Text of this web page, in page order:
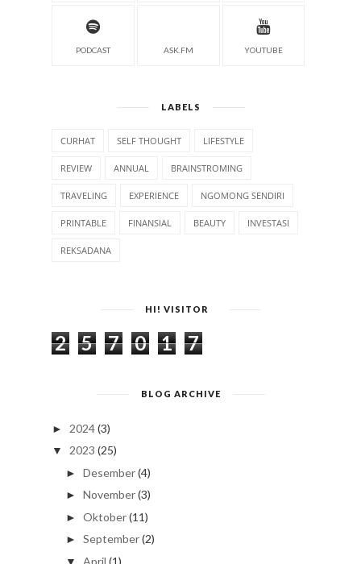
PODCAST ASK.FM YOUTUBE
LABELS
CURHAT SELF THOUGHT LIFESTYLE
REVIEW ANNUAL BRAINSTROMING
TRAVELING EXPERIENCE NGOMONG SENDIRI
PRINTABLE FINANSIAL BEAUTY INVESTASI
REKSADANA
HI! VISITOR
2 5 7 0 1 7
BLOG ARCHIVE
► 2024(3)
▼ 2023 (25)
► Desember(4)
► November(3)
► Oktober(11)
► September(2)
▼ April (1)